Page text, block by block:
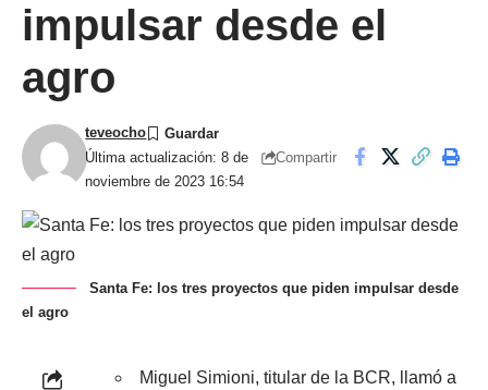
impulsar desde el
agro
Última actualización: 8 de
noviembre de 2023 16:54
teveocho
Compartir
Santa Fe: los tres proyectos que piden impulsar desde
el agro
Miguel Simioni, titular de la BCR, llamó a